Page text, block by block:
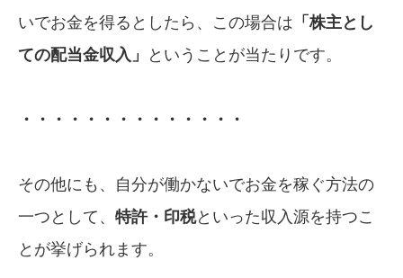
いでお金を得るとしたら、この場合は 「株主とし
ての配当金収入」
ということが当たりです。
・・・・・・・・・・・・・・
その他にも、自分が働かないでお金を稼ぐ方法の
一つとして、 特許・印税といった収入源を持つこ
とが挙げられます。